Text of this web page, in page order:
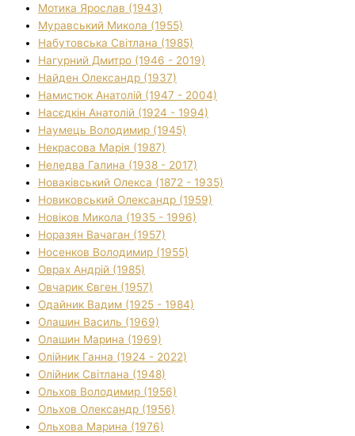
Мотика Ярослав (1943)
Муравський Микола (1955)
Набутовська Світлана (1985)
Нагурний Дмитро (1946 - 2019)
Найден Олександр (1937)
Намистюк Анатолій (1947 - 2004)
Насєдкін Анатолій (1924 - 1994)
Наумець Володимир (1945)
Некрасова Марія (1987)
Неледва Галина (1938 - 2017)
Новаківський Олекса (1872 - 1935)
Новиковський Олександр (1959)
Новіков Микола (1935 - 1996)
Норазян Вачаган (1957)
Носенков Володимир (1955)
Оврах Андрій (1985)
Овчарик Євген (1957)
Одайник Вадим (1925 - 1984)
Олашин Василь (1969)
Олашин Марина (1969)
Олійник Ганна (1924 - 2022)
Олійник Світлана (1948)
Ольхов Володимир (1956)
Ольхов Олександр (1956)
Ольхова Марина (1976)